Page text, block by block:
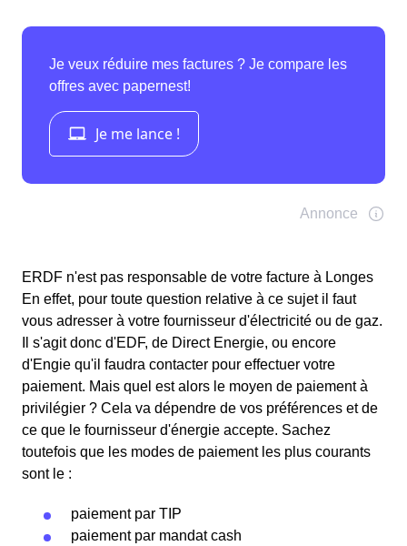
ERDF n'est pas responsable de votre facture à Longes
En effet, pour toute question relative à ce sujet il faut
vous adresser à votre fournisseur d'électricité ou de gaz.
Il s'agit donc d'EDF, de Direct Energie, ou encore
d'Engie qu'il faudra contacter pour effectuer votre
paiement. Mais quel est alors le moyen de paiement à
privilégier ? Cela va dépendre de vos préférences et de
ce que le fournisseur d'énergie accepte. Sachez
toutefois que les modes de paiement les plus courants
sont le :
paiement par TIP
paiement par mandat cash